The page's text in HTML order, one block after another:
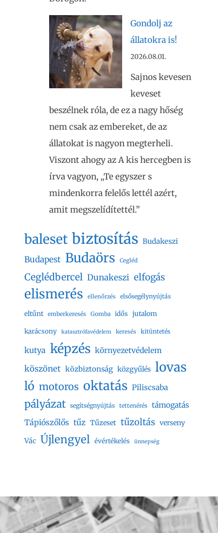
Gondolj az
állatokra is!
2026.08.01.
Sajnos kevesen
keveset
beszélnek róla, de ez a nagy hőség
nem csak az embereket, de az
állatokat is nagyon megterheli.
Viszont ahogy az A kis hercegben is
írva vagyon, „Te egyszer s
mindenkorra felelős lettél azért,
amit megszelídítettél.”
baleset biztosítás Budakeszi
Budapest Budaörs Cegléd
Ceglédbercel Dunakeszi elfogás
elismerés ellenőrzés elsősegélynyújtás
eltűnt emberkeresés Gomba idős jutalom
karácsony katasztrófavédelem keresés kitüntetés
kutya képzés környezetvédelem
köszönet közbiztonság közgyűlés lovas
ló motoros oktatás Piliscsaba
pályázat segítségnyújtás tettenérés támogatás
Tápiószőlős tűz Tűzeset tűzoltás verseny
Vác Újlengyel évértékelés ünnepség